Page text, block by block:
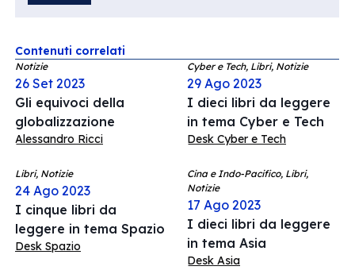
Contenuti correlati
Notizie
26 Set 2023
Gli equivoci della
globalizzazione
Alessandro Ricci
Cyber e Tech, Libri, Notizie
29 Ago 2023
I dieci libri da leggere
in tema Cyber e Tech
Desk Cyber e Tech
Libri, Notizie
24 Ago 2023
I cinque libri da
leggere in tema Spazio
Desk Spazio
Cina e Indo-Pacifico, Libri,
Notizie
17 Ago 2023
I dieci libri da leggere
in tema Asia
Desk Asia